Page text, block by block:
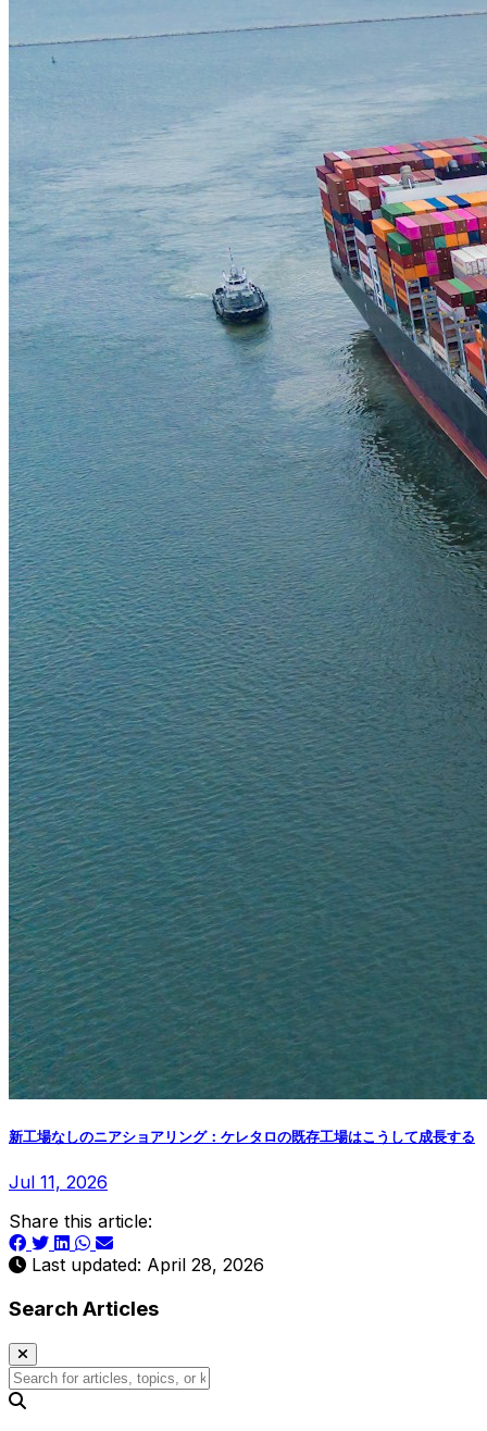
新工場なしのニアショアリング：ケレタロの既存工場はこうして成長する
Jul 11, 2026
Share this article:
Last updated: April 28, 2026
Search Articles